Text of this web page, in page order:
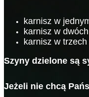
karnisz w
karnisz w
karnisz w
Szyny dzielone są
Jeżeli nie chcą